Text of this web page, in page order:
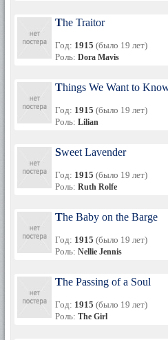
The Traitor
Год: 1915 (было 19 лет)
Роль: Dora Mavis
Things We Want to
Год: 1915 (было 19 лет)
Роль: Lilian
Sweet Lavender
Год: 1915 (было 19 лет)
Роль: Ruth Rolfe
The Baby on the Barge
Год: 1915 (было 19 лет)
Роль: Nellie Jennis
The Passing of a Soul
Год: 1915 (было 19 лет)
Роль: The Girl